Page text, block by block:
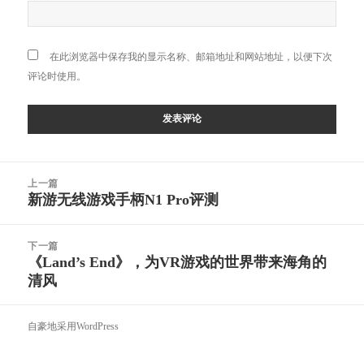
在此浏览器中保存我的显示名称、邮箱地址和网站地址，以便下次
评论时使用。
上一篇
上
文
章：
新游无线游戏手柄N1 Pro评测
下一篇
下
篇
章：
《Land’s End》，为VR游戏的世界带来海角的
清风
自豪地采用WordPress